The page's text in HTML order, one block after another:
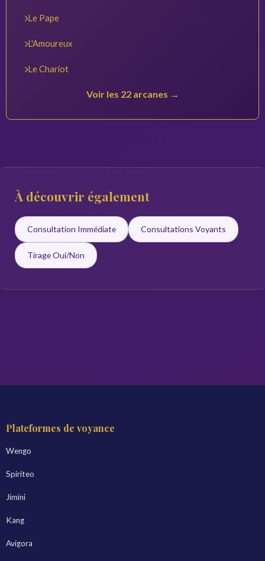
Le Pape
L'Amoureux
Le Chariot
Voir les 22 arcanes →
À découvrir également
Consultation Immédiate Consultations Voyants
Tirage Oui/Non
Plateformes de voyance
Wengo
Spiriteo
Jimini
Kang
Avigora